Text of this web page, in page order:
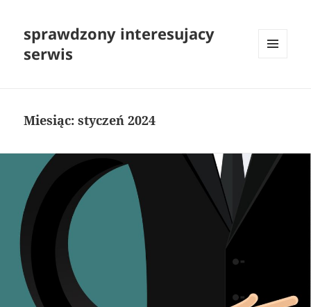
sprawdzony interesujacy
serwis
Miesiąc:styczeń 2024